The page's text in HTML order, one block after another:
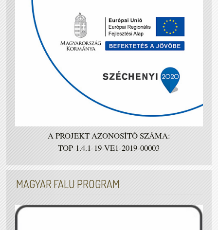
A PROJEKT AZONOSÍTÓ SZÁMA:
TOP-1.4.1-19-VE1-2019-00003
MAGYAR FALU PROGRAM